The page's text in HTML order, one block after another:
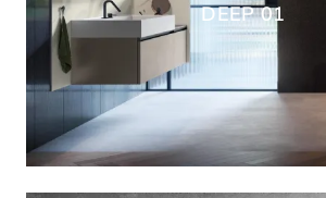
DEEP 01